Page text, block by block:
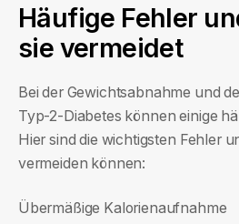
Häufige Fehler
sie vermeidet
Bei der Gewichtsabnahme und
Typ-2-Diabetes können einige
Hier sind die wichtigsten Fehler
vermeiden können:
Übermäßige Kalorienaufnahme